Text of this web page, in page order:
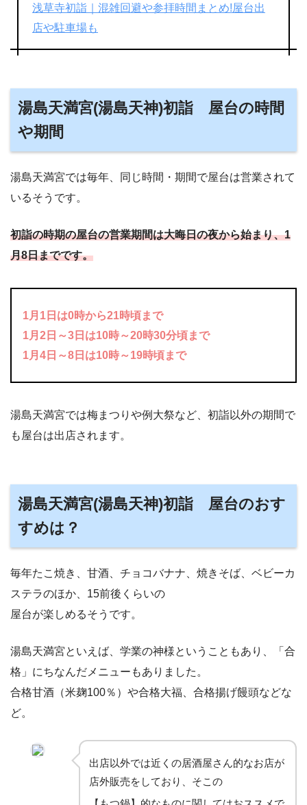
浅草寺初詣｜混雑回避や参拝時間まとめ!屋台出
店や駐車場も
湯島天満宮(湯島天神)初詣 屋台の時間
や期間
湯島天満宮では毎年、同じ時間・期間で屋台は営業されて
いるそうです。
初詣の時期の屋台の営業期間は大晦日の夜から始まり、1
月8日までです。
1月 1 日は0時から21時頃まで
1月 2 日～3 日は10時～20時30分頃まで
1月 4 日～8 日は10時～19時頃まで
湯島天満宮では梅まつりや例大祭など、初詣以外の期間で
も屋台は出店されます。
湯島天満宮(湯島天神)初詣 屋台のおす
すめは？
毎年たこ焼き、甘酒、チョコバナナ、焼きそば、ベビーカ
ステラのほか、15前後くらいの
屋台が楽しめるそうです。
湯島天満宮といえば、学業の神様ということもあり、「合
格」にちなんだメニューもありました。
合格甘酒（米麹100％）や合格大福、合格揚げ饅頭などな
ど。
出店以外では近くの居酒屋さん的なお店が
店外販売をしており、そこの